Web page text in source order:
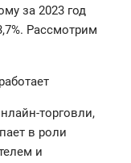
за 2023 год
Рассмотрим
торговли,
в роли
и